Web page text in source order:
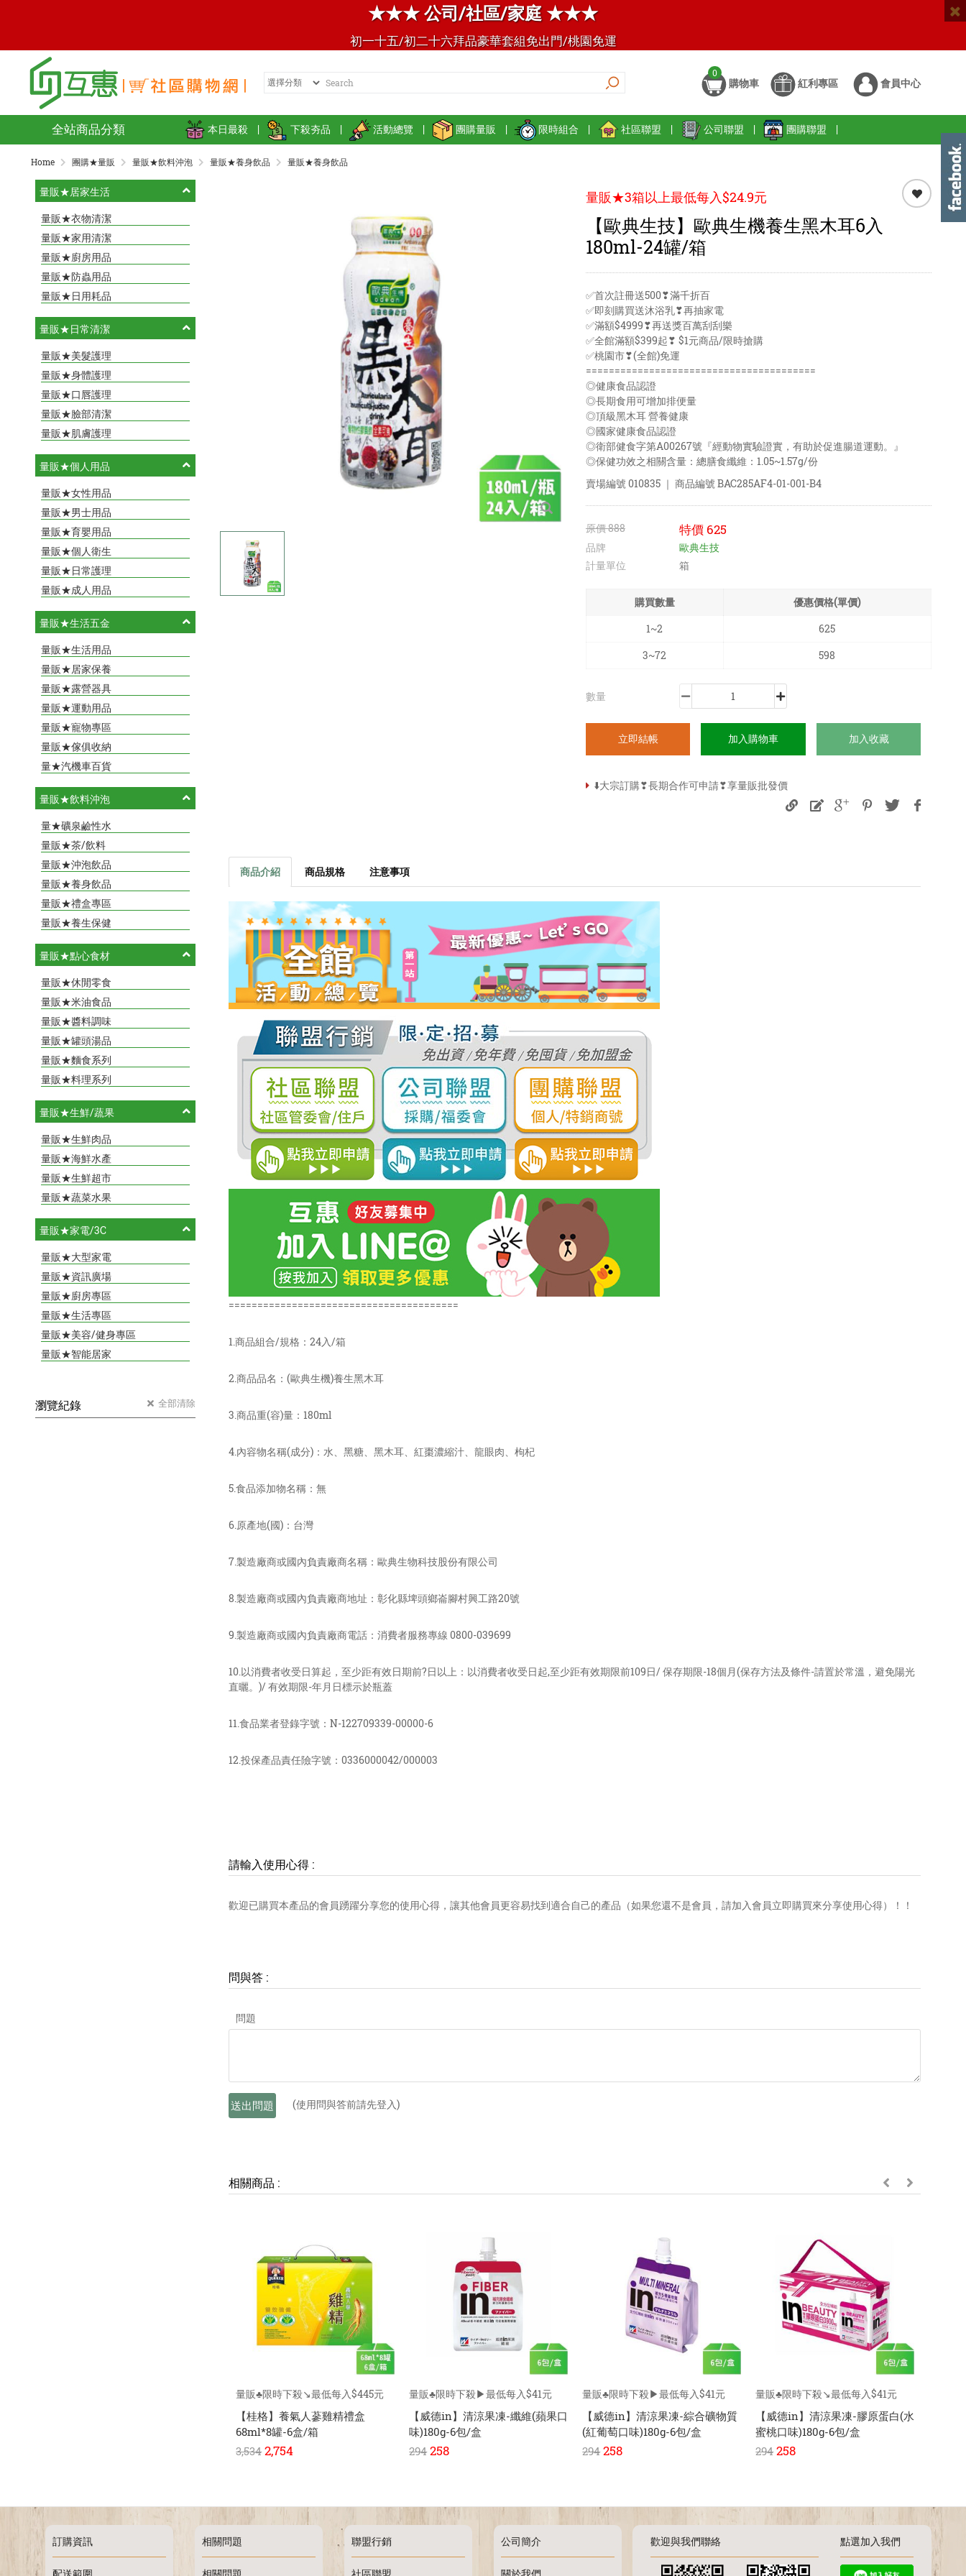
★★★ 公司/社區/家庭 ★★★
初一十五/初二十六拜品豪華套組免出門/桃園免運
0
購物車 紅利專區 會員中心
全站商品分類 本日最殺 | 下殺夯品 | 活動總覽 | 團購量販 | 限時組合 | 社區聯盟 | 公司聯盟 | 團購聯盟 |
Home 團購★量販 量販★飲料沖泡 量販★養身飲品 量販★養身飲品
量販★3箱以上最低每入$24.9元
【歐典生技】歐典生機養生黑木耳6入
180ml-24罐/箱
✅首次註冊送500❣滿千折百
✅即刻購買送沐浴乳❣再抽家電
✅滿額$4999❣再送獎百萬刮刮樂
✅全館滿額$399起❣ $1元商品/限時搶購
✅桃園市❣(全館)免運
========================================
◎健康食品認證
◎長期食用可增加排便量
◎頂級黑木耳 營養健康
◎國家健康食品認證
◎衛部健食字第A00267號『經動物實驗證實，有助於促進腸道運動。』
◎保健功效之相關含量：總膳食纖維：1.05~1.57g/份
賣場編號010835｜ 商品編號BAC285AF4-01-001-B4
原價888 特價 625
品牌
歐典生技
計量單位
箱
購買數量
優惠價格(單價)
1~2
625
3~72
598
數量
立即結帳 加入購物車 加入收藏
⬇️大宗訂購❣長期合作可申請❣享量販批發價
商品介紹 商品規格 注意事項
========================================
1.商品組合/規格：24入/箱
2.商品品名：(歐典生機)養生黑木耳
3.商品重(容)量：180ml
4.內容物名稱(成分)：水、黑糖、黑木耳、紅棗濃縮汁、龍眼肉、枸杞
5.食品添加物名稱：無
6.原產地(國)：台灣
7.製造廠商或國內負責廠商名稱：歐典生物科技股份有限公司
8.製造廠商或國內負責廠商地址：彰化縣埤頭鄉崙腳村興工路20號
9.製造廠商或國內負責廠商電話：消費者服務專線 0800-039699
10.以消費者收受日算起，至少距有效日期前?日以上：以消費者收受日起,至少距有效期限前109日/ 保存期限-18個月(保存方法及條件-請置於常溫，避免陽光
直曬。)/ 有效期限-年月日標示於瓶蓋
11.食品業者登錄字號：N-122709339-00000-6
12.投保產品責任險字號：0336000042/000003
請輸入使用心得 :
歡迎已購買本產品的會員踴躍分享您的使用心得，讓其他會員更容易找到適合自己的產品（如果您還不是會員，請加入會員立即購買來分享使用心得）！！
問與答 :
問題
送出問題 (使用問與答前請先登入)
相關商品 :
量販♣限時下殺↘️最低每入$445元
【桂格】養氣人蔘雞精禮盒
68ml*8罐-6盒/箱
3,534 2,754
量販♣限時下殺▶最低每入$41元
【威德in】清涼果凍-纖維(蘋果口
味)180g-6包/盒
294 258
量販♣限時下殺▶最低每入$41元
【威德in】清涼果凍-綜合礦物質
(紅葡萄口味)180g-6包/盒
294 258
量販♣限時下殺↘️最低每入$41元
【威德in】清涼果凍-膠原蛋白(水
蜜桃口味)180g-6包/盒
294 258
量販★居家生活
量販★衣物清潔
量販★家用清潔
量販★廚房用品
量販★防蟲用品
量販★日用耗品
量販★日常清潔
量販★美髮護理
量販★身體護理
量販★口唇護理
量販★臉部清潔
量販★肌膚護理
量販★個人用品
量販★女性用品
量販★男士用品
量販★育嬰用品
量販★個人衛生
量販★日常護理
量販★成人用品
量販★生活五金
量販★生活用品
量販★居家保養
量販★露營器具
量販★運動用品
量販★寵物專區
量販★傢俱收納
量★汽機車百貨
量販★飲料沖泡
量★礦泉鹼性水
量販★茶/飲料
量販★沖泡飲品
量販★養身飲品
量販★禮盒專區
量販★養生保健
量販★點心食材
量販★休閒零食
量販★米油食品
量販★醬料調味
量販★罐頭湯品
量販★麵食系列
量販★料理系列
量販★生鮮/蔬果
量販★生鮮肉品
量販★海鮮水產
量販★生鮮超市
量販★蔬菜水果
量販★家電/3C
量販★大型家電
量販★資訊廣場
量販★廚房專區
量販★生活專區
量販★美容/健身專區
量販★智能居家
瀏覽紀錄 全部清除
訂購資訊 相關問題 聯盟行銷 公司簡介 歡迎與我們聯絡 點選加入我們